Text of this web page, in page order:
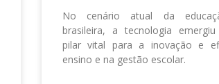
No cenário atual da
brasileira, a tecnologia
pilar vital para a inovação e
ensino e na gestão escolar.